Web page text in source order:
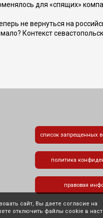
для «спящих»
не вернуться на
Контекст
список запрещенных
политика
правовая
сайт, Вы даете согласие на
отключить файлы cookie в